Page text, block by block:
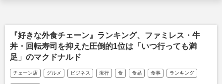
『好きな外食チェーン』ランキング、ファミレス・牛
丼・回転寿司を抑えた圧倒的1位は「いつ行っても満
足」のマクドナルド
チェーン店 グルメ ビジネス 流行 食 食品 食事 ランキング